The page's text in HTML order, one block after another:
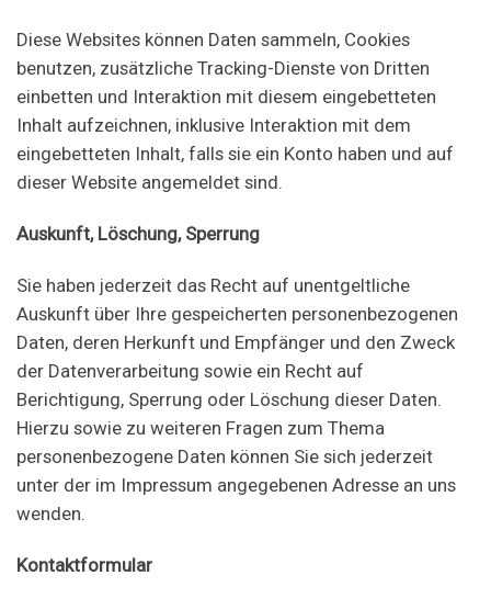
Diese Websites können Daten sammeln, Cookies
benutzen, zusätzliche Tracking-Dienste von Dritten
einbetten und Interaktion mit diesem eingebetteten
Inhalt aufzeichnen, inklusive Interaktion mit dem
eingebetteten Inhalt, falls sie ein Konto haben und auf
dieser Website angemeldet sind.
Auskunft, Löschung, Sperrung
Sie haben jederzeit das Recht auf unentgeltliche
Auskunft über Ihre gespeicherten personenbezogenen
Daten, deren Herkunft und Empfänger und den Zweck
der Datenverarbeitung sowie ein Recht auf
Berichtigung, Sperrung oder Löschung dieser Daten.
Hierzu sowie zu weiteren Fragen zum Thema
personenbezogene Daten können Sie sich jederzeit
unter der im Impressum angegebenen Adresse an uns
wenden.
Kontaktformular